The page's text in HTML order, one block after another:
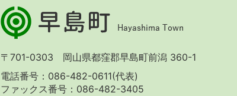
早
島
町
Hayashima
Town
〒701-0303 岡山県都窪郡早島町前潟 360-1
電話番号：086-482-0611(代表)
ファックス番号：086-482-3405